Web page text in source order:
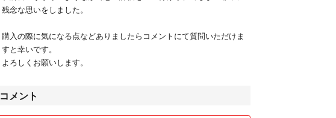
残念な思いをしました。
購入の際に気になる点などありましたらコメントにて質問いただけま
すと幸いです。
よろしくお願いします。
コメント